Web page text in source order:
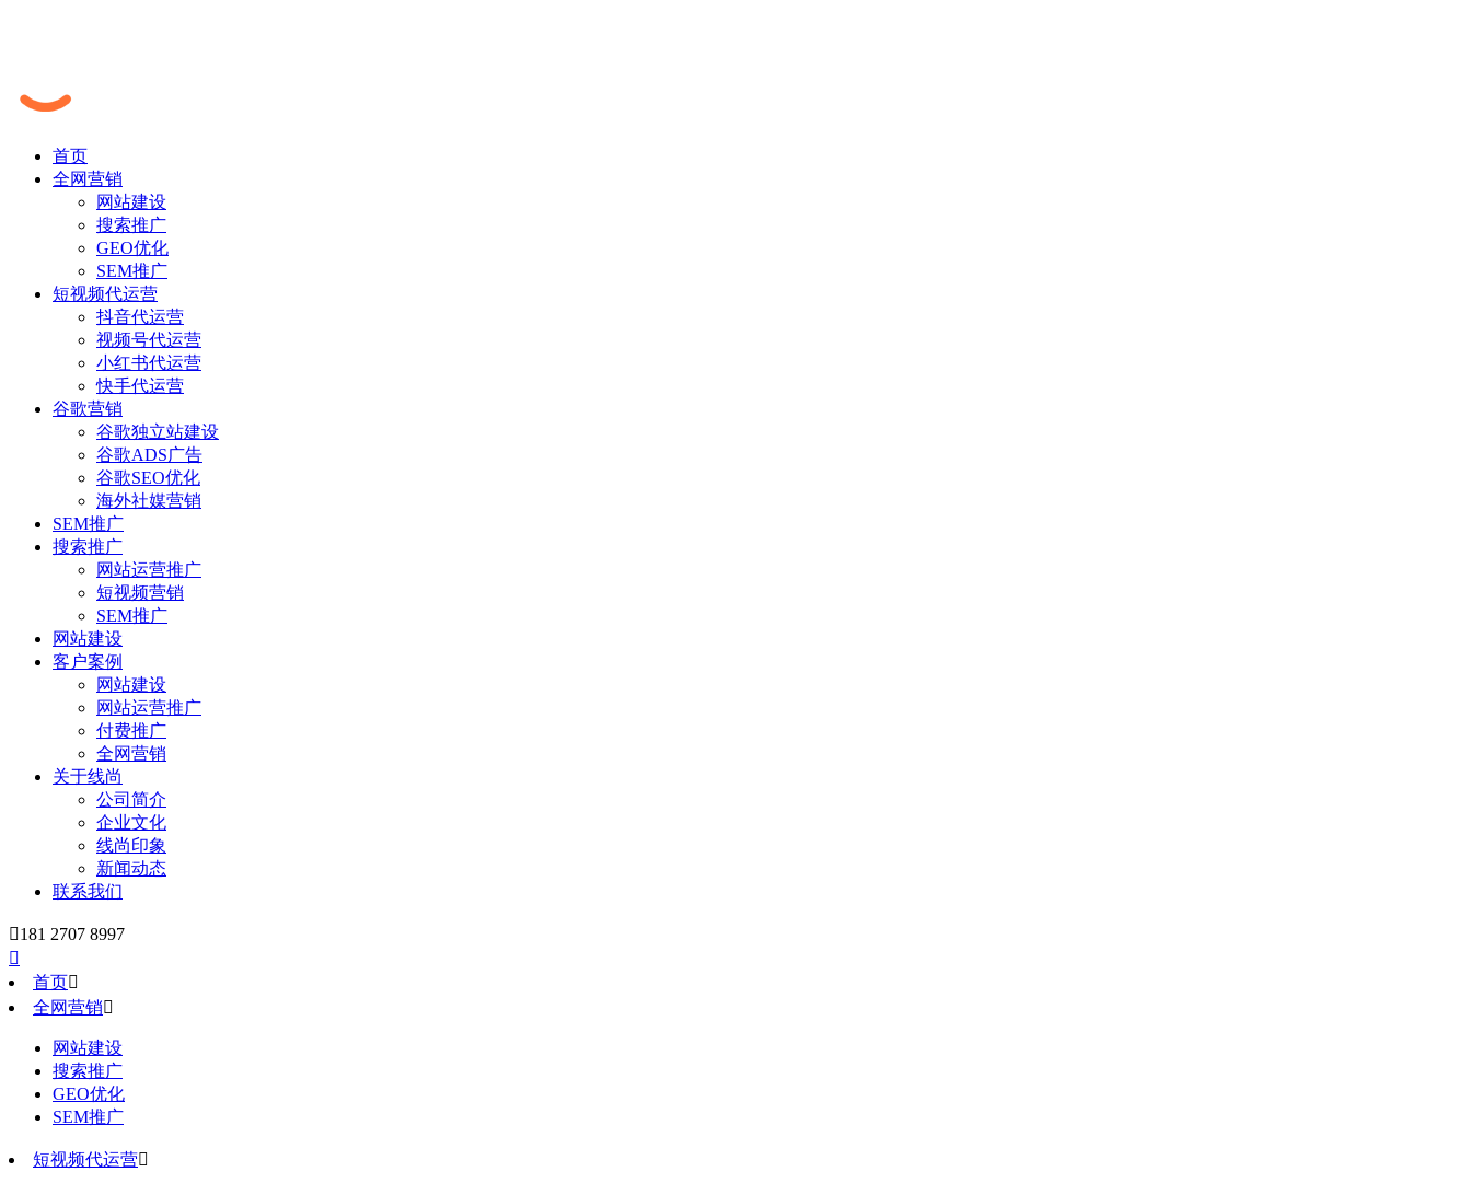
首页
全网营销
网站建设
搜索推广
GEO优化
SEM推广
短视频代运营
抖音代运营
视频号代运营
小红书代运营
快手代运营
谷歌营销
谷歌独立站建设
谷歌ADS广告
谷歌SEO优化
海外社媒营销
SEM推广
搜索推广
网站运营推广
短视频营销
SEM推广
网站建设
客户案例
网站建设
网站运营推广
付费推广
全网营销
关于线尚
公司简介
企业文化
线尚印象
新闻动态
联系我们
181 2707 8997

首页
全网营销
网站建设
搜索推广
GEO优化
SEM推广
短视频代运营